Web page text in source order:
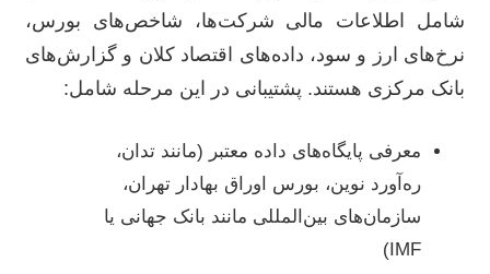
شامل اطلاعات مالی شرکت‌ها، شاخص‌های بورس،
نرخ‌های ارز و سود، داده‌های اقتصاد کلان و گزارش‌های
بانک مرکزی هستند. پشتیبانی در این مرحله شامل:
معرفی پایگاه‌های داده معتبر (مانند تدان،
ره‌آورد نوین، بورس اوراق بهادار تهران،
سازمان‌های بین‌المللی مانند بانک جهانی یا
IMF)